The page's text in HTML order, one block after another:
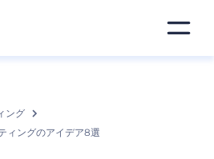
ング
ィングのアイデア8選